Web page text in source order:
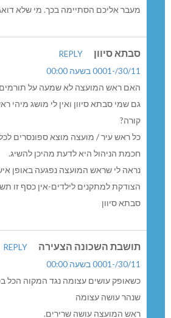
מעבר אליכם הסתיימה בכך. מי שלא דואג
סבתא סיוון
REPLY
30/11/-0001 בשעה 00:00
האם ראש המועצה לא שמעה על
גם שמי סבתא סיוון ואין לי מושג מיהי
קורה?
כל ראש עיר / מועצה מוצא ספונסרים
חכמת הניהול היא לדעת מהיכן להשיג.
נראה לי שראש המועצה נפגעה באופן
הצודקת למתקנים לילדים-אין כסף זו
סבתא סיוון
תושבת השכונה הצעירה
REPLY
30/11/-0001 בשעה 00:00
כשאופק עושים עצומה נגד המקוה הכל
שנהר עושה עצומה
ראש המועצה עושה שרירים.